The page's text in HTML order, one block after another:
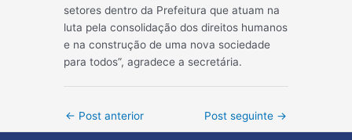
setores dentro da Prefeitura que atuam na
luta pela consolidação dos direitos humanos
e na construção de uma nova sociedade
para todos”, agradece a secretária.
Post
← Post anterior Post seguinte →